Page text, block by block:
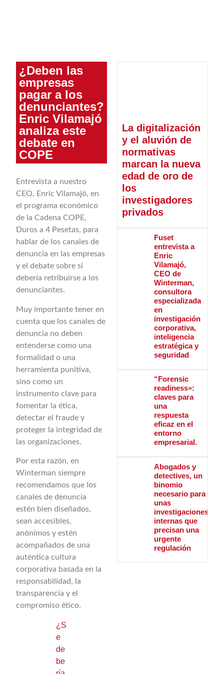
¿Deben las
empresas
pagar a los
denunciantes?
Enric Vilamajó
analiza este
debate en
COPE
Entrevista a nuestro
CEO, Enric Vilamajó, en
el programa económico
de la Cadena COPE,
Duros a 4 Pesetas, para
hablar de los canales de
denuncia en las empresas
y el debate sobre si
debería retribuirse a los
denunciantes.
Muy importante tener en
cuenta que los canales de
denuncia no deben
entenderse como una
formalidad o una
herramienta punitiva,
sino como un
instrumento clave para
fomentar la ética,
detectar el fraude y
proteger la integridad de
las organizaciones.
Por esta razón, en
Winterman siempre
recomendamos que los
canales de denuncia
estén bien diseñados,
sean accesibles,
anónimos y estén
acompañados de una
auténtica cultura
corporativa basada en la
responsabilidad, la
transparencia y el
compromiso ético.
¿S
e
de
be
La digitalización
y el aluvión de
normativas
marcan la nueva
edad de oro de
los
investigadores
privados
Fuset
entrevista a
Enric
Vilamajó,
CEO de
Winterman,
consultora
especializada
en
investigación
corporativa,
inteligencia
estratégica y
seguridad
“Forensic
readiness»:
claves para
una
respuesta
eficaz en el
entorno
empresarial.
Abogados y
detectives, un
binomio
necesario para
unas
investigaciones
internas que
precisan una
urgente
regulación